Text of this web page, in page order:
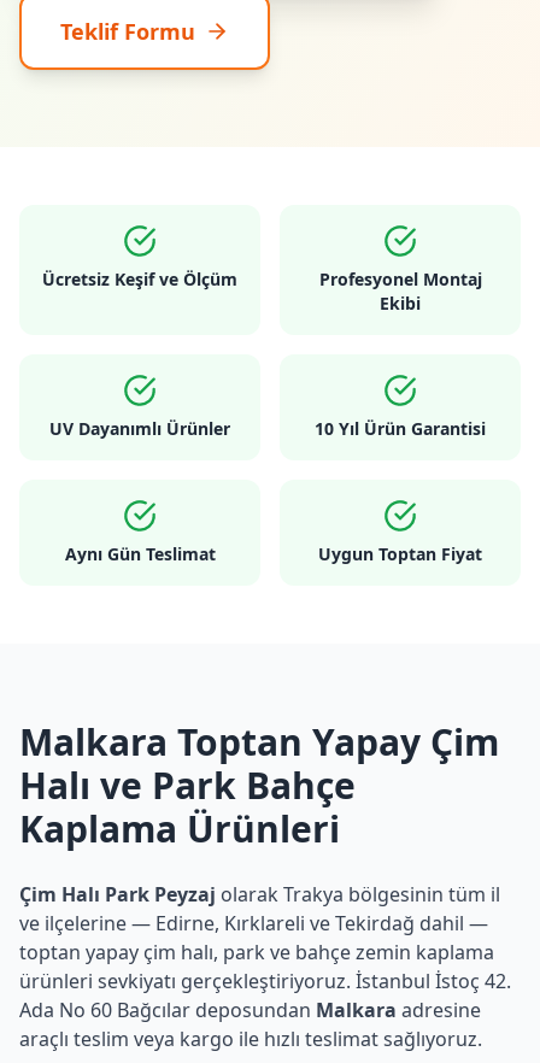
Teklif Formu
Ücretsiz Keşif ve Ölçüm
Profesyonel Montaj
Ekibi
UV Dayanımlı Ürünler 10 Yıl Ürün Garantisi
Aynı Gün Teslimat Uygun Toptan Fiyat
Malkara Toptan Yapay Çim
Halı ve Park Bahçe
Kaplama Ürünleri
Çim Halı Park Peyzaj olarak Trakya bölgesinin tüm il
ve ilçelerine — Edirne, Kırklareli ve Tekirdağ dahil —
toptan yapay çim halı, park ve bahçe zemin kaplama
ürünleri sevkiyatı gerçekleştiriyoruz. İstanbul İstoç 42.
Ada No 60 Bağcılar deposundan Malkara adresine
araçlı teslim veya kargo ile hızlı teslimat sağlıyoruz.